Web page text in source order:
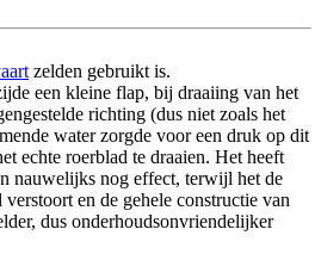
zelden gebruikt is.
een kleine flap, bij draaiing van het
richting (dus niet zoals het
water zorgde voor een druk op dit
echte roerblad te draaien. Het heeft
nauwelijks nog effect, terwijl het de
en de gehele constructie van
dus onderhoudsonvriendelijker